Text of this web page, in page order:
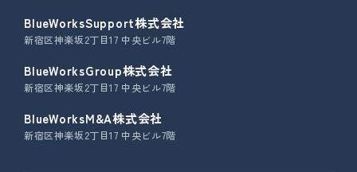
BlueWorksSupport株式会社
新宿区神楽坂2丁目17 中央ビル7階
BlueWorksGroup株式会社
新宿区神楽坂2丁目17 中央ビル7階
BlueWorksM&A株式会社
新宿区神楽坂2丁目17 中央ビル7階